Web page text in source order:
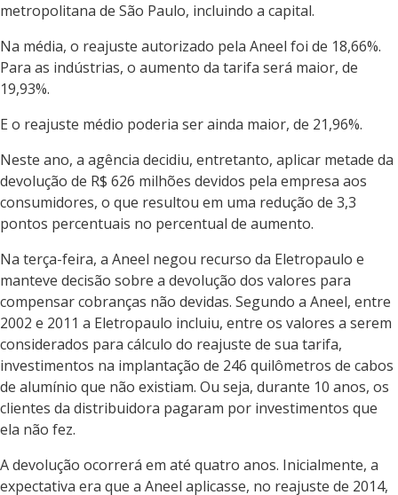
metropolitana de São Paulo, incluindo a capital.
Na média, o reajuste autorizado pela Aneel foi de 18,66%.
Para as indústrias, o aumento da tarifa será maior, de
19,93%.
E o reajuste médio poderia ser ainda maior, de 21,96%.
Neste ano, a agência decidiu, entretanto, aplicar metade da
devolução de R$ 626 milhões devidos pela empresa aos
consumidores, o que resultou em uma redução de 3,3
pontos percentuais no percentual de aumento.
Na terça-feira, a Aneel negou recurso da Eletropaulo e
manteve decisão sobre a devolução dos valores para
compensar cobranças não devidas. Segundo a Aneel, entre
2002 e 2011 a Eletropaulo incluiu, entre os valores a serem
considerados para cálculo do reajuste de sua tarifa,
investimentos na implantação de 246 quilômetros de cabos
de alumínio que não existiam. Ou seja, durante 10 anos, os
clientes da distribuidora pagaram por investimentos que
ela não fez.
A devolução ocorrerá em até quatro anos. Inicialmente, a
expectativa era que a Aneel aplicasse, no reajuste de 2014,